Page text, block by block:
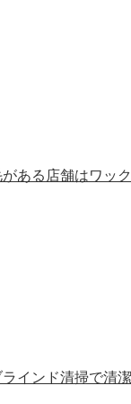
ある店舗はワッ
インド清掃で清